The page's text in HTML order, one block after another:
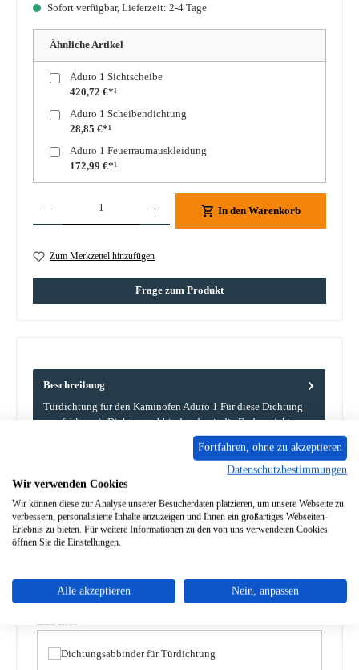
Sofort verfügbar, Lieferzeit: 2-4 Tage
Ähnliche Artikel
Aduro 1 Sichtscheibe
420,72 €*¹
Aduro 1 Scheibendichtung
28,85 €*¹
Aduro 1 Feuerraumauskleidung
172,99 €*¹
In den Warenkorb
Zum Merkzettel hinzufügen
Frage zum Produkt
Beschreibung
Türdichtung für den Kaminofen Aduro 1 Für diese Dichtung
empfehlen wir Dichtungsabbinder, damit die Enden nicht
Angaben zur Produktsicherheit
Fortfahren, ohne zu akzeptieren
Datenschutzbestimmungen
Wir verwenden Cookies
Wir können diese zur Analyse unserer Besucherdaten platzieren, um unsere Webseite zu
verbessern, personalisierte Inhalte anzuzeigen und Ihnen ein großartiges Webseiten-
Erlebnis zu bieten. Für weitere Informationen zu den von uns verwendeten Cookies
öffnen Sie die Einstellungen.
Alle akzeptieren Nein, anpassen